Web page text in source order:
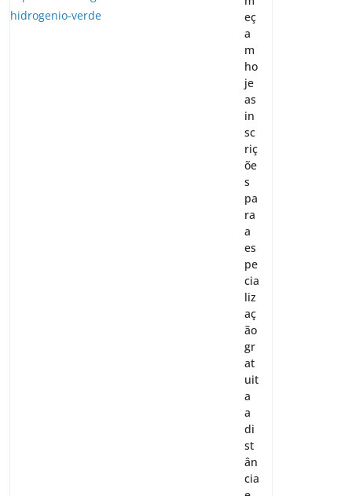
eç
a
m
ho
je
as
in
sc
riç
õe
s
pa
ra
a
es
pe
cia
liz
aç
ão
gr
at
uit
a
a
di
st
ân
cia